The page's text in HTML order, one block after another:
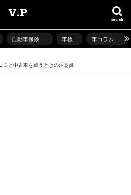
search
自動車保険 車検 車コラム
ミと中古車を買うときの注意点